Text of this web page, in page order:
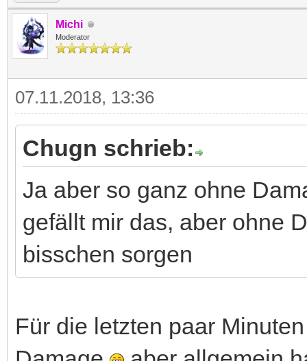
Michi
Moderator
07.11.2018, 13:36
Chugn schrieb:
Ja aber so ganz ohne
gefällt mir das, aber ohne
bisschen sorgen
Für die letzten paar